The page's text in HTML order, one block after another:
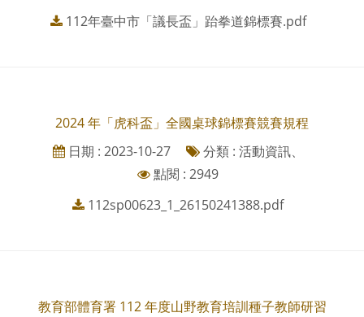
112年臺中市「議長盃」跆拳道錦標賽.pdf
2024 年「虎科盃」全國桌球錦標賽競賽規程
日期 : 2023-10-27
分類 : 活動資訊、
點閱 : 2949
112sp00623_1_26150241388.pdf
教育部體育署 112 年度山野教育培訓種子教師研習